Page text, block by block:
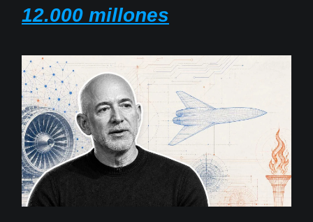
12.000 millones